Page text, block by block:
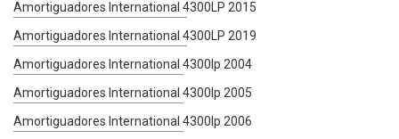
Amortiguadores International 4300LP 2015
Amortiguadores International 4300LP 2019
Amortiguadores International 4300lp 2004
Amortiguadores International 4300lp 2005
Amortiguadores International 4300lp 2006